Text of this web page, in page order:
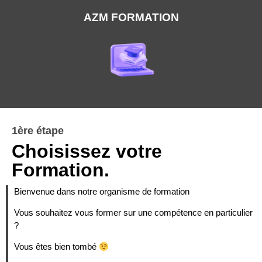
AZM FORMATION
1ère étape
Choisissez votre
Formation.
Bienvenue dans notre organisme de formation
Vous souhaitez vous former sur une compétence en particulier
?
Vous êtes bien tombé